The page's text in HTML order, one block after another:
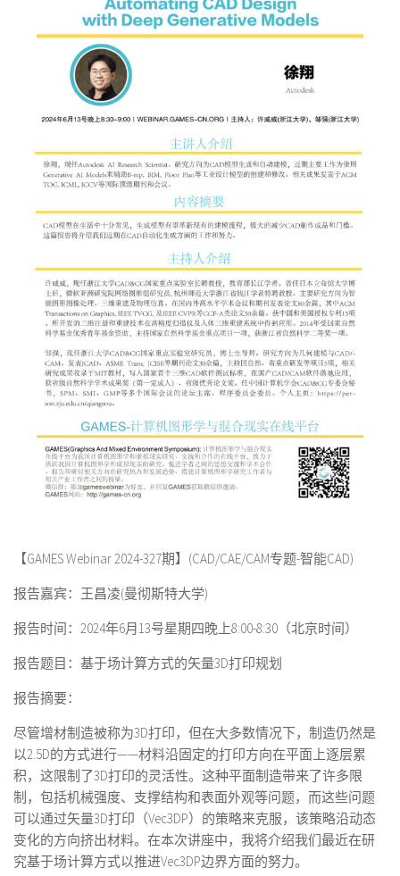
【GAMES Webinar 2024-327期】(CAD/CAE/CAM专题-智能CAD)
报告嘉宾：王昌凌(曼彻斯特大学)
报告时间：2024年6月13号星期四晚上8:00-8:30（北京时间）
报告题目：基于场计算方式的矢量3D打印规划
报告摘要：
尽管增材制造被称为3D打印，但在大多数情况下，制造仍然是
以2.5D的方式进行——材料沿固定的打印方向在平面上逐层累
积，这限制了3D打印的灵活性。这种平面制造带来了许多限
制，包括机械强度、支撑结构和表面外观等问题，而这些问题
可以通过矢量3D打印（Vec3DP）的策略来克服，该策略沿动态
变化的方向挤出材料。在本次讲座中，我将介绍我们最近在研
究基于场计算方式以推进Vec3DP边界方面的努力。